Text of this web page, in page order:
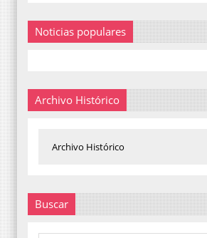
Noticias populares
Archivo Histórico
Buscar